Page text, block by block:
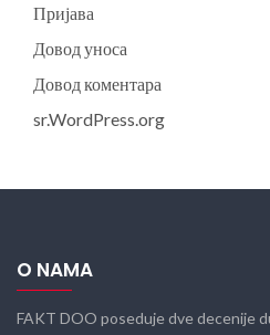
Пријава
Довод уноса
Довод коментара
sr.WordPress.org
O NAMA
FAKT DOO poseduje dve decenije